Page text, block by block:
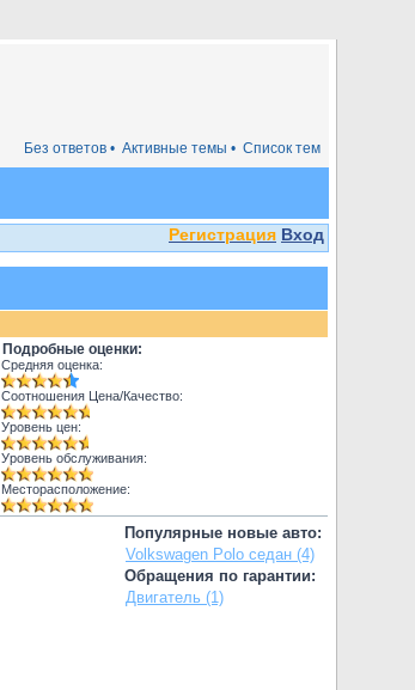
Список тем
Активные темы •
Без ответов •
Регистрация Вход
Подробные оценки:
Средняя оценка:
Соотношения Цена/Качество:
Уровень цен:
Уровень обслуживания:
Месторасположение:
Популярные новые авто:
Volkswagen Polo седан (4)
Обращения по гарантии:
Двигатель (1)